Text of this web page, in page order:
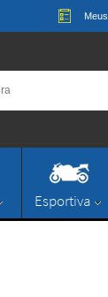
Meus
Esportiva